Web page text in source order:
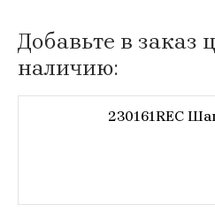
Добавьте в заказ
наличию:
230161REC